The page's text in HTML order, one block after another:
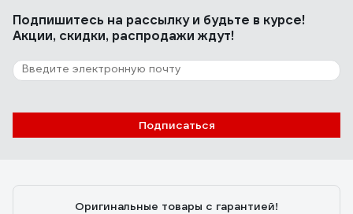
Подпишитесь на рассылкуи будьте в курсе!
Акции, скидки, распродажи ждут!
Подписаться
Оригинальные товары с гарантией!